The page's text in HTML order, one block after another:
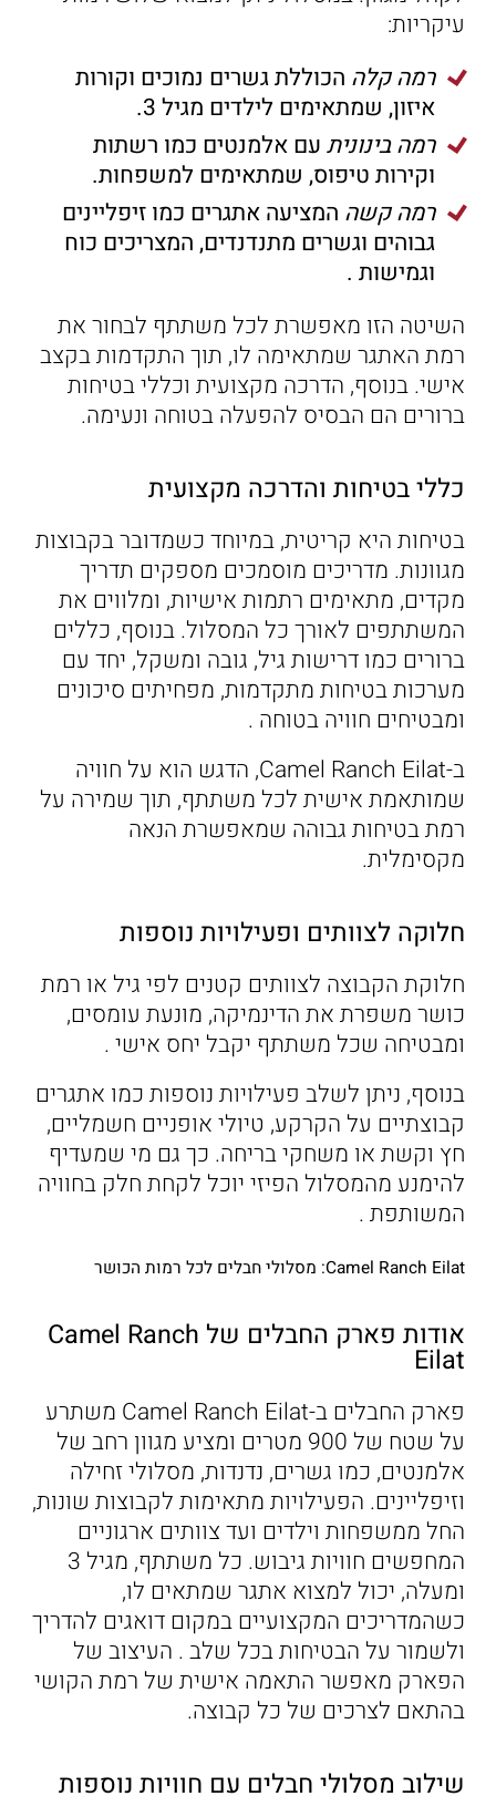
עיקריות:
רמה קלה הכוללת גשרים נמוכים וקורות
איזון, שמתאימים לילדים מגיל 3.
רמה בינוניתעם אלמנטים כמו רשתות
וקירות טיפוס, שמתאימים למשפחות.
רמה קשה המציעה אתגרים כמו זיפליינים
גבוהים וגשרים מתנדנדים, המצריכים כוח
וגמישות .
השיטה הזו מאפשרת לכל משתתף לבחור את
רמת האתגר שמתאימה לו, תוך התקדמות בקצב
אישי. בנוסף, הדרכה מקצועית וכללי בטיחות
ברורים הם הבסיס להפעלה בטוחה ונעימה.
כללי בטיחות והדרכה מקצועית
בטיחות היא קריטית, במיוחד כשמדובר בקבוצות
מגוונות. מדריכים מוסמכים מספקים תדריך
מקדים, מתאימים רתמות אישיות, ומלווים את
המשתתפים לאורך כל המסלול. בנוסף, כללים
ברורים כמו דרישות גיל, גובה ומשקל, יחד עם
מערכות בטיחות מתקדמות, מפחיתים סיכונים
ומבטיחים חוויה בטוחה .
ב-Camel Ranch Eilat, הדגש הוא על חוויה
שמותאמת אישית לכל משתתף, תוך שמירה על
רמת בטיחות גבוהה שמאפשרת הנאה
מקסימלית.
חלוקה לצוותים ופעילויות נוספות
חלוקת הקבוצה לצוותים קטנים לפי גיל או רמת
כושר משפרת את הדינמיקה, מונעת עומסים,
ומבטיחה שכל משתתף יקבל יחס אישי .
בנוסף, ניתן לשלב פעילויות נוספות כמו אתגרים
קבוצתיים על הקרקע, טיולי אופניים חשמליים,
חץ וקשת או משחקי בריחה. כך גם מי שמעדיף
להימנע מהמסלול הפיזי יוכל לקחת חלק בחוויה
המשותפת .
Camel Ranch Eilat: מסלולי חבלים לכל רמות הכושר
אודות פארק החבלים של Camel Ranch
Eilat
פארק החבלים ב-Camel Ranch Eilat משתרע
על שטח של 900 מטרים ומציע מגוון רחב של
אלמנטים, כמו גשרים, נדנדות, מסלולי זחילה
וזיפליינים. הפעילויות מתאימות לקבוצות שונות,
החל ממשפחות וילדים ועד צוותים ארגוניים
המחפשים חוויות גיבוש. כל משתתף, מגיל 3
ומעלה, יכול למצוא אתגר שמתאים לו,
כשהמדריכים המקצועיים במקום דואגים להדריך
ולשמור על הבטיחות בכל שלב . העיצוב של
הפארק מאפשר התאמה אישית של רמת הקושי
בהתאם לצרכים של כל קבוצה.
שילוב מסלולי חבלים עם חוויות נוספות